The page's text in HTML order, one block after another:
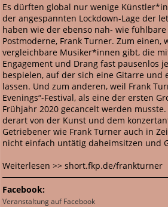
Es dürften global nur wenige
der angespannten Lockdown-Lage der
haben wie der ebenso nah- wie
Postmoderne, Frank Turner. Zum einen,
vergleichbare Musiker*innen gibt, die
Engagement und Drang fast pausenlos
bespielen, auf der sich eine Gitarre und
lassen. Und zum anderen, weil Frank
Evenings“-Festival, als eine der ersten
Frühjahr 2020 gecancelt werden
derart von der Kunst und dem
Getriebener wie Frank Turner auch in
nicht einfach untätig daheimsitzen und
Weiterlesen >> short.fkp.de/frankturner
Facebook:
Veranstaltung auf Facebook